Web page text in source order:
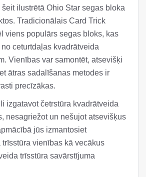
ilustrētā Ohio Star segas bloka
Tradicionālais Card Trick
viens populārs segas bloks, kas
ceturtdaļas kvadrātveida
Vienības var samontēt, atsevišķi
ātras sadalīšanas metodes ir
precīzākas.
izgatavot četrstūra kvadrātveida
nesagriežot un nešujot atsevišķus
jūs izmantosiet
vienības kā vecākus
trīsstūra savārstījuma